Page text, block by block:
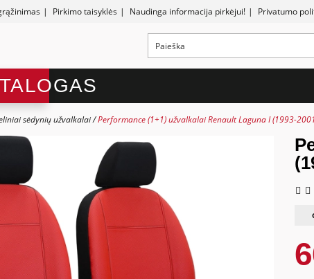
| Pirkimo taisyklės | Naudinga informacija pirkėjui! | Privatumo
sėdynių užvalkalai Performance (1+1) užvalkalai Renault Laguna I (1993-